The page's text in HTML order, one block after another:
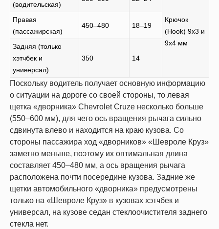
(водительская)
Крючок
(Hook) 9х3 и
9х4 мм
Правая
(пассажирская)
450–480 18–19
Задняя (только
хэтчбек и
универсал)
350 14
Поскольку водитель получает основную информацию
о ситуации на дороге со своей стороны, то левая
щетка «дворника» Chevrolet Cruze несколько больше
(550–600 мм), для чего ось вращения рычага сильно
сдвинута влево и находится на краю кузова. Со
стороны пассажира ход «дворников» «Шевроле Круз»
заметно меньше, поэтому их оптимальная длина
составляет 450–480 мм, а ось вращения рычага
расположена почти посередине кузова. Задние же
щетки автомобильного «дворника» предусмотрены
только на «Шевроле Круз» в кузовах хэтчбек и
универсал, на кузове седан стеклоочистителя заднего
стекла нет.